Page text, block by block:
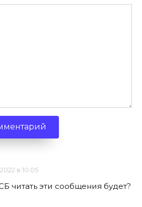
в 10:05
читать эти сообщения будет?